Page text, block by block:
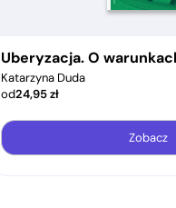
Uberyzacja. O
Katarzyna Duda
od24,95zł
Zobacz